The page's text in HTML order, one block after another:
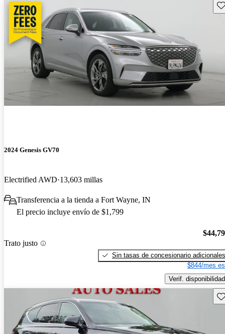
2024 Genesis GV70
Electrified AWD 13,603 millas
Transferencia a la tienda a Fort Wayne, IN
El precio incluye envío de $1,799
Trato justo
Sin tasas de concesionario adicionales
$844/mes
Verif. disponibilidad